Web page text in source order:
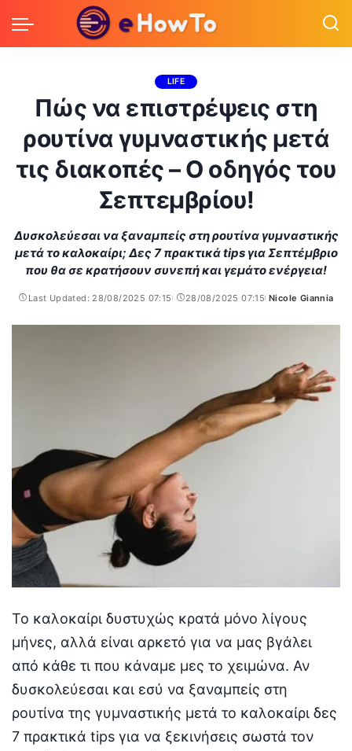
LIFE
Πώς να επιστρέψεις στη
ρουτίνα γυμναστικής μετά
τις διακοπές – Ο οδηγός του
Σεπτεμβρίου!
Δυσκολεύεσαι να ξαναμπείς στη ρουτίνα γυμναστικής
μετά το καλοκαίρι; Δες 7 πρακτικά tips για Σεπτέμβριο
που θα σε κρατήσουν συνεπή και γεμάτο ενέργεια!
Last Updated: 28/08/2025 07:15 28/08/2025 07:15
Posted
Nicole Giannia
Το καλοκαίρι δυστυχώς κρατά μόνο λίγους
μήνες, αλλά είναι αρκετό για να μας βγάλει
από κάθε τι που κάναμε μες το χειμώνα. Αν
δυσκολεύεσαι και εσύ να ξαναμπείς στη
ρουτίνα της γυμναστικής μετά το καλοκαίρι δες
7 πρακτικά tips για να ξεκινήσεις σωστά τον